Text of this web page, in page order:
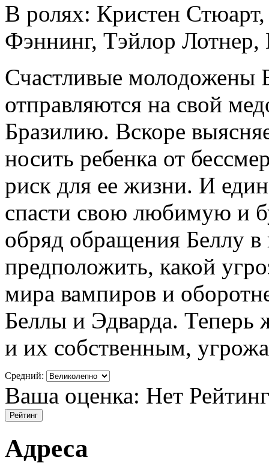
В ролях: Кристен
Фэннинг, Тэйлор
Счастливые молодожены
отправляются на свой
Бразилию. Вскоре
носить ребенка от
риск для ее жизни. И
спасти свою любимую и
обряд обращения Беллу
предположить, какой
мира вампиров и
Беллы и Эдварда. Теперь
и их собственным,
Средний:
Ваша оценка: Нет
Адреса